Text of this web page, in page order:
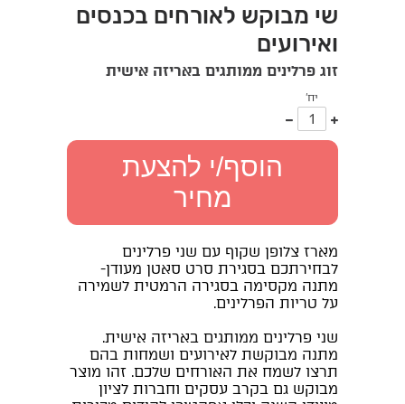
שי מבוקש לאורחים בכנסים
ואירועים
זוג פרלינים ממותגים באריזה אישית
יח'
עוד
אחד
הוסף/י להצעת
מחיר
מארז צלופן שקוף עם שני פרלינים
לבחירתכם בסגירת סרט סאטן מעודן-
מתנה מקסימה בסגירה הרמטית לשמירה
על טריות הפרלינים.
שני פרלינים ממותגים באריזה אישית.
מתנה מבוקשת לאירועים ושמחות בהם
תרצו לשמח את האורחים שלכם. זהו מוצר
מבוקש גם בקרב עסקים וחברות לציון